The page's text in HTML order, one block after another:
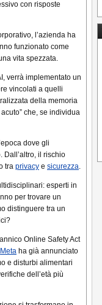
con risposte
l’azienda ha
funzionato come
vita spezzata.
verrà implementato un
vincolati a quelli
della memoria
che, se individua
dove gli
Dall’altro, il rischio
tra privacy e sicurezza
esperti in
per trovare un
distinguere tra un
Online Safety Act
Meta ha già annunciato
e disturbi alimentari
dell’età più